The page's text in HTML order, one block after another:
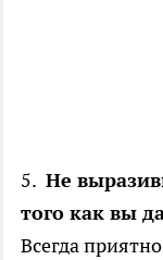
5. Не
того как вы
Всегда